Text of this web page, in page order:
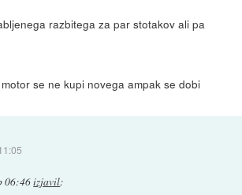
razbitega za par stotakov ali pa
se ne kupi novega ampak se dobi
06:46izjavil: